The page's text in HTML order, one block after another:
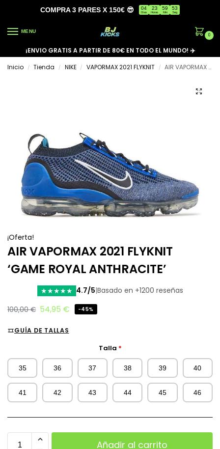
COMPRA 3 PARES X 150€ 😎 04
Días
23
Horas
59
Min
53
Seg
MENU
0
¡ENVIO GRATIS A PARTIR DE 80€ EN TODO EL MUNDO! ✈️
Inicio
/ Tienda / NIKE / VAPORMAX 2021 FLYKNIT / AIR VAPORMAX 2021 FLYKNIT ‘GAME ROYAL ANTHRACITE’
¡Oferta!
AIR VAPORMAX 2021 FLYKNIT
‘GAME ROYAL ANTHRACITE’
★★★★★ 4.7/5|Basado en +1200 reseñas
100,00€ 54,95 € -45%
GUÍA DE TALLAS
Talla *
35 36 37 38 39 40
41 42 43 44 45 46
Añadir al carrito